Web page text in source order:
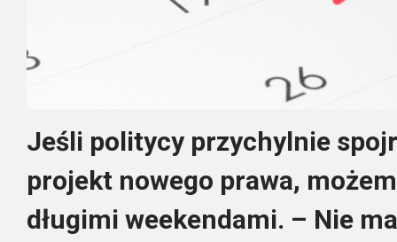
Jeśli politycy przychylnie
projekt nowego prawa,
długimi weekendami. – Nie